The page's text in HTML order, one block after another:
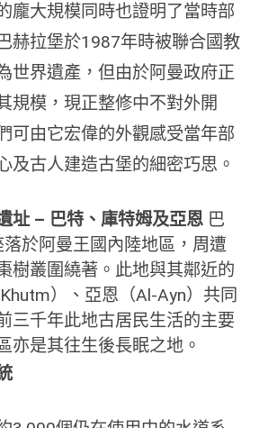
龐大規模同時也證明了當時部
赫拉堡於1987年時被聯合國教
世界遺產，但由於阿曼政府正
規模，現正整修中不對外開
可由它宏偉的外觀感受當年部
及古人建造古堡的細密巧思。
址 – 巴特、庫特姆及亞恩 巴
於阿曼王國內陸地區，周遭
樹叢圍繞著。此地與其鄰近的
）、亞恩（Al-Ayn）共同
三千年此地古居民生活的主要
亦是其往生後長眠之地。